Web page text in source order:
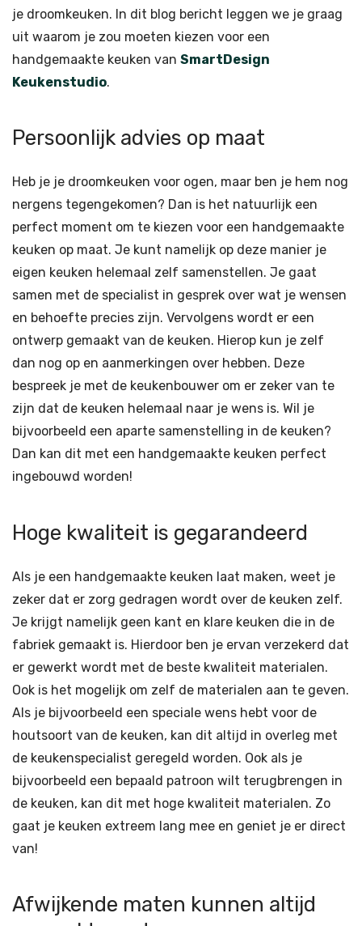
je droomkeuken. In dit blog bericht leggen we je graag
uit waarom je zou moeten kiezen voor een
handgemaakte keuken van SmartDesign
Keukenstudio.
Persoonlijk advies op maat
Heb je je droomkeuken voor ogen, maar ben je hem nog
nergens tegengekomen? Dan is het natuurlijk een
perfect moment om te kiezen voor een handgemaakte
keuken op maat. Je kunt namelijk op deze manier je
eigen keuken helemaal zelf samenstellen. Je gaat
samen met de specialist in gesprek over wat je wensen
en behoefte precies zijn. Vervolgens wordt er een
ontwerp gemaakt van de keuken. Hierop kun je zelf
dan nog op en aanmerkingen over hebben. Deze
bespreek je met de keukenbouwer om er zeker van te
zijn dat de keuken helemaal naar je wens is. Wil je
bijvoorbeeld een aparte samenstelling in de keuken?
Dan kan dit met een handgemaakte keuken perfect
ingebouwd worden!
Hoge kwaliteit is gegarandeerd
Als je een handgemaakte keuken laat maken, weet je
zeker dat er zorg gedragen wordt over de keuken zelf.
Je krijgt namelijk geen kant en klare keuken die in de
fabriek gemaakt is. Hierdoor ben je ervan verzekerd dat
er gewerkt wordt met de beste kwaliteit materialen.
Ook is het mogelijk om zelf de materialen aan te geven.
Als je bijvoorbeeld een speciale wens hebt voor de
houtsoort van de keuken, kan dit altijd in overleg met
de keukenspecialist geregeld worden. Ook als je
bijvoorbeeld een bepaald patroon wilt terugbrengen in
de keuken, kan dit met hoge kwaliteit materialen. Zo
gaat je keuken extreem lang mee en geniet je er direct
van!
Afwijkende maten kunnen altijd